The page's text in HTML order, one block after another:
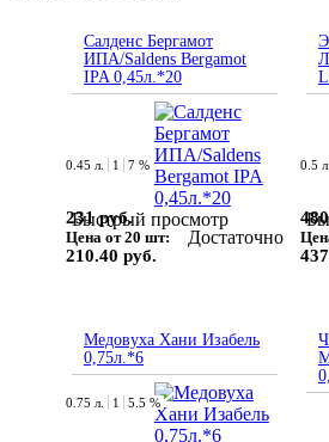
Салденс Бергамот
ИПА/Saldens Bergamot
IPA 0,45л.*20
Быстрый просмотр
0.45 л. 1 7 %
231 руб.
Цена от 20 шт:
210.40 руб.
Достаточно
0.5 л.
Медовуха Хани Изабель
0,75л.*6
0.75 л. 1 5.5 %